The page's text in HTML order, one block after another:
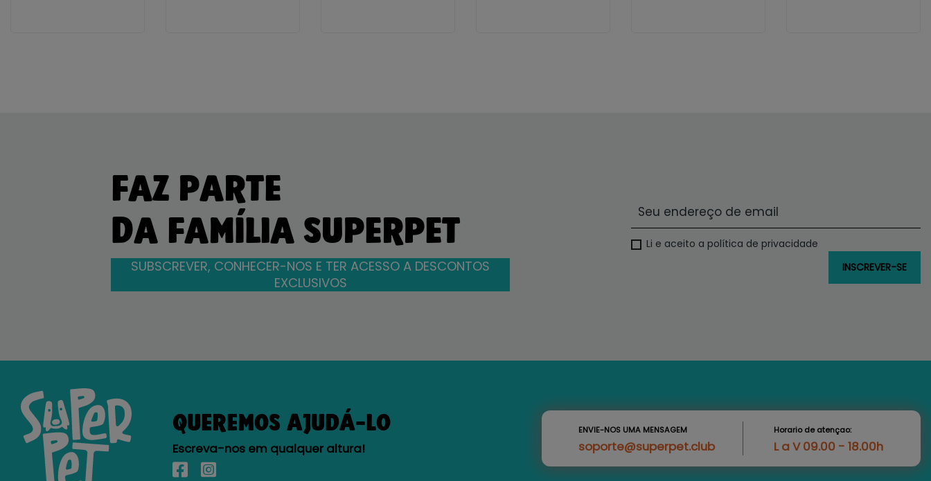
FAZ PARTE
DA FAMÍLIA SUPERPET
SUBSCREVER, CONHECER-NOS E TER ACESSO A DESCONTOS
EXCLUSIVOS
Li e aceito a política de privacidade
QUEREMOS AJUDÁ-LO
Escreva-nos em qualquer altura!
ENVIE-NOS UMA MENSAGEM
soporte@superpet.club
Horario de atençao:
L a V 09.00 - 18.00h